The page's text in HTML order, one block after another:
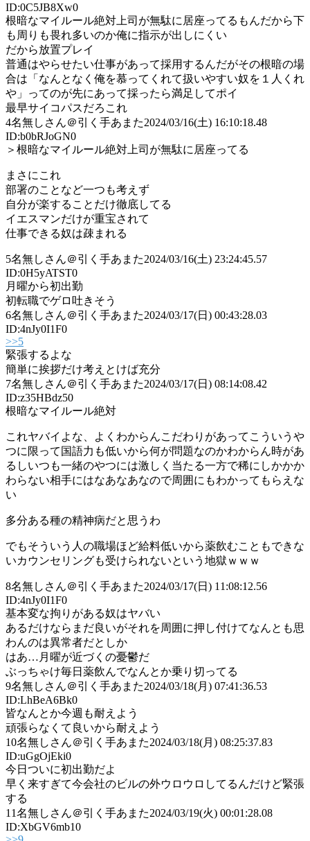
ID:0C5JB8Xw0
根暗なマイルール絶対上司が無駄に居座ってるもんだから下
も周りも畏れ多いのか俺に指示が出しにくい
だから放置プレイ
普通はやらせたい仕事があって採用するんだがその根暗の場
合は「なんとなく俺を慕ってくれて扱いやすい奴を１人くれ
や」ってのが先にあって採ったら満足してポイ
最早サイコパスだろこれ
4名無しさん＠引く手あまた2024/03/16(土) 16:10:18.48
ID:b0bRJoGN0
＞根暗なマイルール絶対上司が無駄に居座ってる
まさにこれ
部署のことなど一つも考えず
自分が楽することだけ徹底してる
イエスマンだけが重宝されて
仕事できる奴は疎まれる
5名無しさん＠引く手あまた2024/03/16(土) 23:24:45.57
ID:0H5yATST0
月曜から初出勤
初転職でゲロ吐きそう
6名無しさん＠引く手あまた2024/03/17(日) 00:43:28.03
ID:4nJy0I1F0
>>5
緊張するよな
簡単に挨拶だけ考えとけば充分
7名無しさん＠引く手あまた2024/03/17(日) 08:14:08.42
ID:z35HBdz50
根暗なマイルール絶対
これヤバイよな、よくわからんこだわりがあってこういうや
つに限って国語力も低いから何が問題なのかわからん時があ
るしいつも一緒のやつには激しく当たる一方で稀にしかかか
わらない相手にはなあなあなので周囲にもわかってもらえな
い
多分ある種の精神病だと思うわ
でもそういう人の職場ほど給料低いから薬飲むこともできな
いカウンセリングも受けられないという地獄ｗｗｗ
8名無しさん＠引く手あまた2024/03/17(日) 11:08:12.56
ID:4nJy0I1F0
基本変な拘りがある奴はヤバい
あるだけならまだ良いがそれを周囲に押し付けてなんとも思
わんのは異常者だとしか
はあ…月曜が近づくの憂鬱だ
ぶっちゃけ毎日薬飲んでなんとか乗り切ってる
9名無しさん＠引く手あまた2024/03/18(月) 07:41:36.53
ID:LhBeA6Bk0
皆なんとか今週も耐えよう
頑張らなくて良いから耐えよう
10名無しさん＠引く手あまた2024/03/18(月) 08:25:37.83
ID:uGgOjEki0
今日ついに初出勤だよ
早く来すぎて今会社のビルの外ウロウロしてるんだけど緊張
する
11名無しさん＠引く手あまた2024/03/19(火) 00:01:28.08
ID:XbGV6mb10